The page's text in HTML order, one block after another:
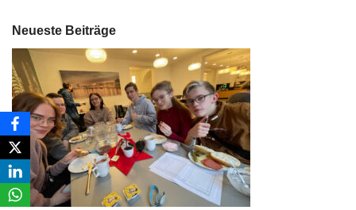
Neueste Beiträge